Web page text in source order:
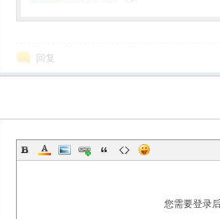
回复
您需要登录